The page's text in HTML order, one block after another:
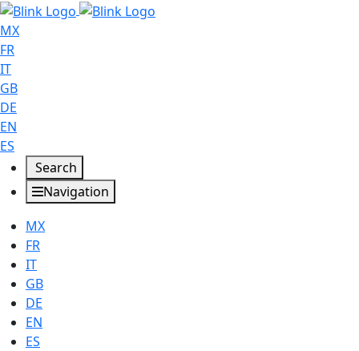
MX
FR
IT
GB
DE
EN
ES
Search
Navigation
MX
FR
IT
GB
DE
EN
ES